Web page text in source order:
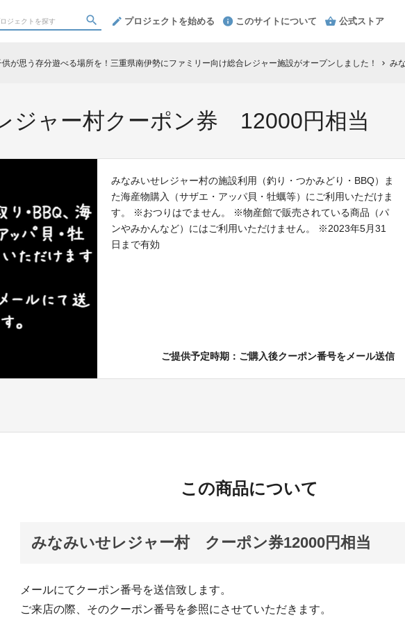
プロジェクトを始める このサイトについて 公式ストア
供が思う存分遊べる場所を！三重県南伊勢にファミリー向け総合レジャー施設がオープンしました！ chevron_right み
ジャー村クーポン券 12000円相当
みなみいせレジャー村の施設利用（釣り・つかみどり・BBQ）ま
た海産物購入（サザエ・アッパ貝・牡蠣等）にご利用いただけま
す。 ※おつりはでません。 ※物産館で販売されている商品（パ
ンやみかんなど）にはご利用いただけません。 ※2023年5月31
日まで有効
ご提供予定時期：ご購入後クーポン番号をメール送信
この商品について
みなみいせレジャー村 クーポン券12000円相当
メールにてクーポン番号を送信致します。
ご来店の際、そのクーポン番号を参照にさせていただきます。